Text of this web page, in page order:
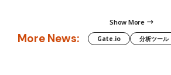
Show More
More News: Gate.io 分析ツール